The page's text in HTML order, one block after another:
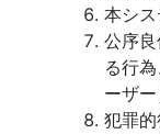
本シ
公序
る行
ーザ
犯罪